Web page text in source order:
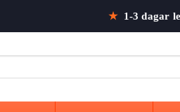
★ 1-3 dagar